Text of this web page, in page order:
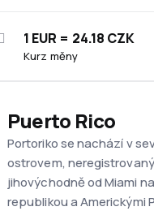
Kurz měny
1 EUR = 24.18 CZK
Puerto Rico
Portoriko se nachází v
ostrovem,
jihovýchodně od Miami
republikou a Americkými